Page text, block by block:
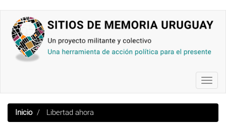
contenido
principal
Inicio Libertad ahora